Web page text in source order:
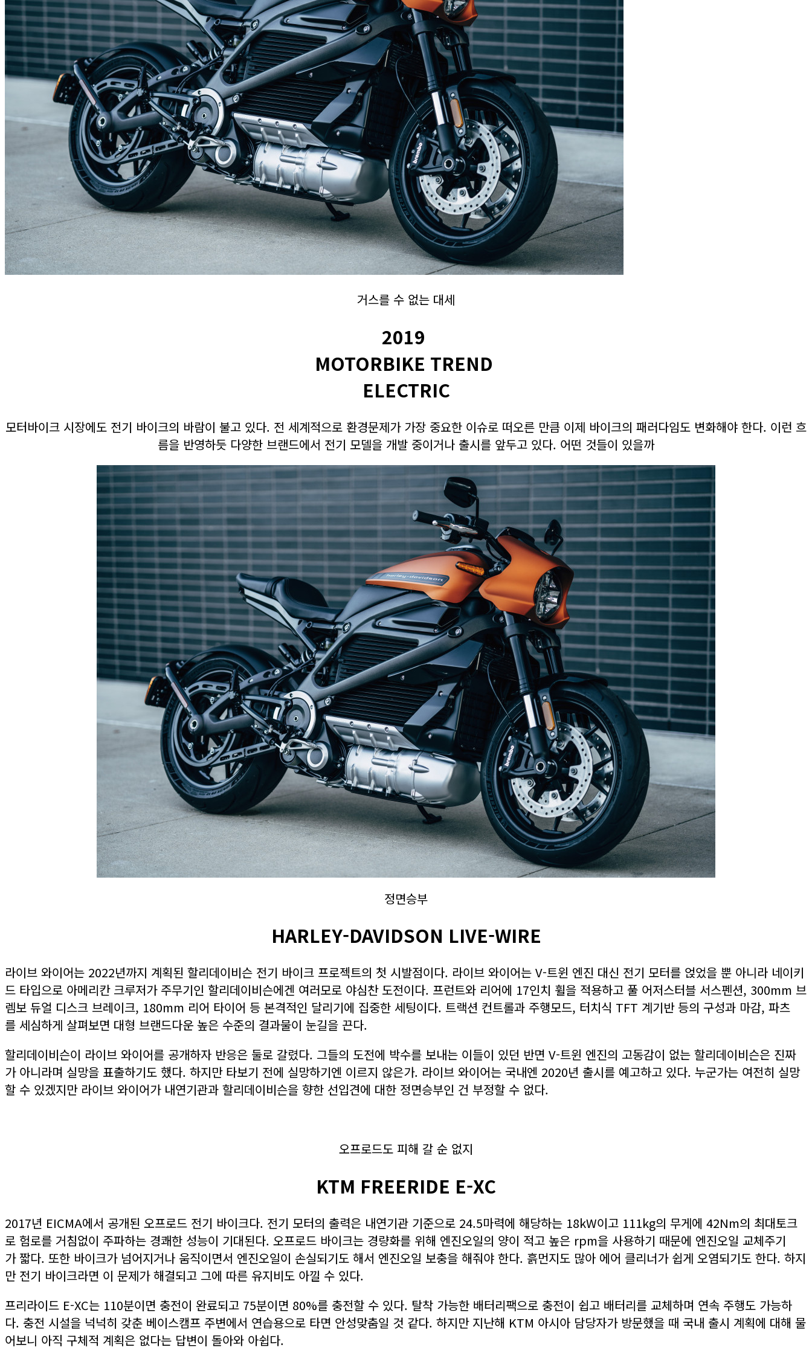
거스를 수 없는 대세
2019
MOTORBIKE TREND
ELECTRIC
모터바이크 시장에도 전기 바이크의 바람이 불고 있다. 전 세계적으로 환경문제가 가장 중요한 이슈로 떠오른 만큼 이제 바이크의 패러다임도 변화해야 한다. 이런 흐
름을 반영하듯 다양한 브랜드에서 전기 모델을 개발 중이거나 출시를 앞두고 있다. 어떤 것들이 있을까
정면승부
HARLEY-DAVIDSON LIVE-WIRE
라이브 와이어는 2022년까지 계획된 할리데이비슨 전기 바이크 프로젝트의 첫 시발점이다. 라이브 와이어는 V-트윈 엔진 대신 전기 모터를 얹었을 뿐 아니라 네이키
드 타입으로 아메리칸 크루저가 주무기인 할리데이비슨에겐 여러모로 야심찬 도전이다. 프런트와 리어에 17인치 휠을 적용하고 풀 어저스터블 서스펜션, 300mm 브
렘보 듀얼 디스크 브레이크, 180mm 리어 타이어 등 본격적인 달리기에 집중한 세팅이다. 트랙션 컨트롤과 주행모드, 터치식 TFT 계기반 등의 구성과 마감, 파츠
를 세심하게 살펴보면 대형 브랜드다운 높은 수준의 결과물이 눈길을 끈다.
할리데이비슨이 라이브 와이어를 공개하자 반응은 둘로 갈렸다. 그들의 도전에 박수를 보내는 이들이 있던 반면 V-트윈 엔진의 고동감이 없는 할리데이비슨은 진짜
가 아니라며 실망을 표출하기도 했다. 하지만 타보기 전에 실망하기엔 이르지 않은가. 라이브 와이어는 국내엔 2020년 출시를 예고하고 있다. 누군가는 여전히 실망
할 수 있겠지만 라이브 와이어가 내연기관과 할리데이비슨을 향한 선입견에 대한 정면승부인 건 부정할 수 없다.
오프로드도 피해 갈 순 없지
KTM FREERIDE E-XC
2017년 EICMA에서 공개된 오프로드 전기 바이크다. 전기 모터의 출력은 내연기관 기준으로 24.5마력에 해당하는 18kW이고 111kg의 무게에 42Nm의 최대토크
로 험로를 거침없이 주파하는 경쾌한 성능이 기대된다. 오프로드 바이크는 경량화를 위해 엔진오일의 양이 적고 높은 rpm을 사용하기 때문에 엔진오일 교체주기
가 짧다. 또한 바이크가 넘어지거나 움직이면서 엔진오일이 손실되기도 해서 엔진오일 보충을 해줘야 한다. 흙먼지도 많아 에어 클리너가 쉽게 오염되기도 한다. 하지
만 전기 바이크라면 이 문제가 해결되고 그에 따른 유지비도 아낄 수 있다.
프리라이드 E-XC는 110분이면 충전이 완료되고 75분이면 80%를 충전할 수 있다. 탈착 가능한 배터리팩으로 충전이 쉽고 배터리를 교체하며 연속 주행도 가능하
다. 충전 시설을 넉넉히 갖춘 베이스캠프 주변에서 연습용으로 타면 안성맞춤일 것 같다. 하지만 지난해 KTM 아시아 담당자가 방문했을 때 국내 출시 계획에 대해 물
어보니 아직 구체적 계획은 없다는 답변이 돌아와 아쉽다.